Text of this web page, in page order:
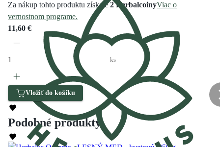
Za nákup tohto produktu získate2 HerbalcoinyViac o
vernostnom programe.
11,60 €
ks
Vložiť do košíku
Podobné produkty